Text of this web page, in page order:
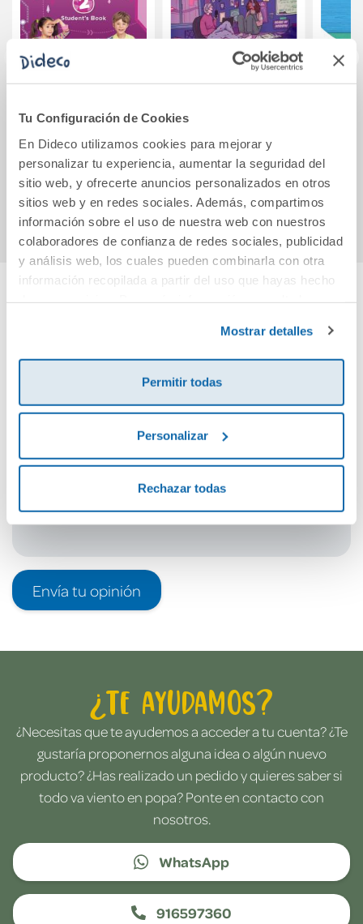
Tu Configuración de Cookies
En Dideco utilizamos cookies para mejorar y
personalizar tu experiencia, aumentar la seguridad del
sitio web, y ofrecerte anuncios personalizados en otros
sitios web y en redes sociales. Además, compartimos
información sobre el uso de nuestra web con nuestros
colaboradores de confianza de redes sociales, publicidad
y análisis web, los cuales pueden combinarla con otra
información recopilada a partir del uso que hayas hecho
Mostrar detalles
Permitir todas
Personalizar
Rechazar todas
JOURNEY 2
STUDENT S PACK
MADRID
34,23€
Comprar
(edición especial)
16,95€
Comprar
Cuéntanos tu opinión
¡Sé el primero en valorar este producto!
Envía tu opinión
¿Te ayudamos?
¿Necesitas que te ayudemos a acceder a tu cuenta? ¿Te
gustaría proponernos alguna idea o algún nuevo
producto? ¿Has realizado un pedido y quieres saber si
todo va viento en popa? Ponte en contacto con
nosotros.
WhatsApp
916597360